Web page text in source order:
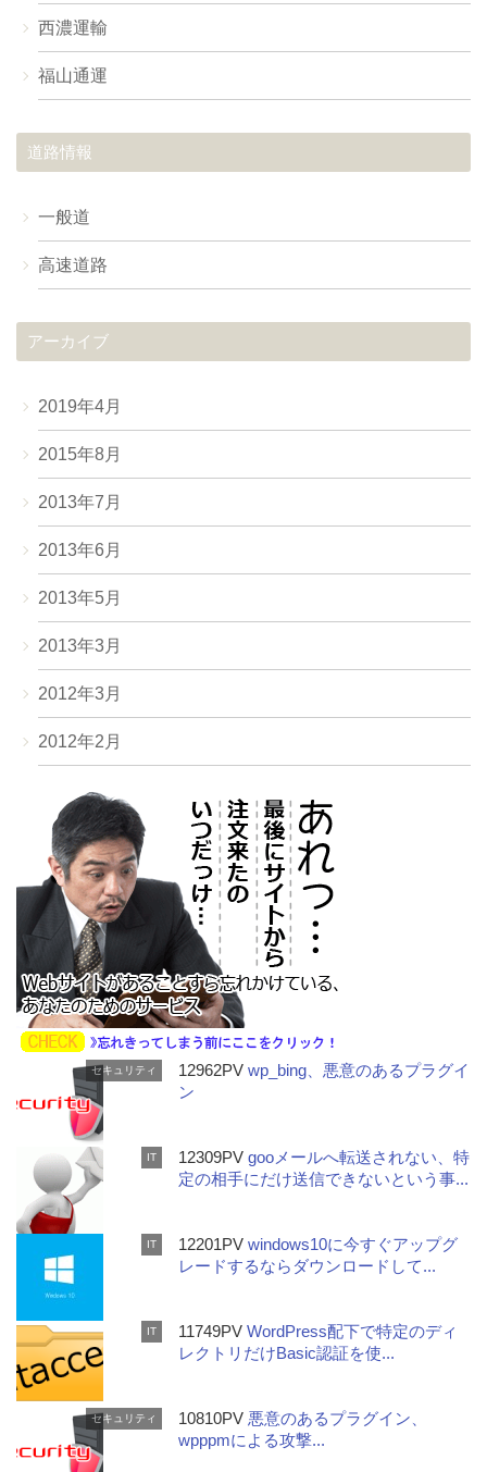
西濃運輸
福山通運
道路情報
一般道
高速道路
アーカイブ
2019年4月
2015年8月
2013年7月
2013年6月
2013年5月
2013年3月
2012年3月
2012年2月
セキュリティ 12962PVwp_bing、悪意のあるプラグイ
ン
IT 12309PVgooメールへ転送されない、特
定の相手にだけ送信できないという事...
IT 12201PVwindows10に今すぐアップグ
レードするならダウンロードして...
IT 11749PVWordPress配下で特定のディ
レクトリだけBasic認証を使...
セキュリティ 10810PV 悪意のあるプラグイン、
wpppmによる攻撃...